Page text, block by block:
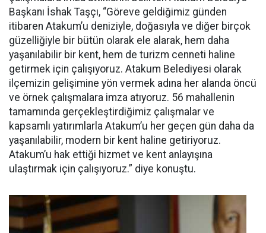
Başkanı İshak Taşçı, “Göreve geldiğimiz günden
itibaren Atakum’u deniziyle, doğasıyla ve diğer birçok
güzelliğiyle bir bütün olarak ele alarak, hem daha
yaşanılabilir bir kent, hem de turizm cenneti haline
getirmek için çalışıyoruz. Atakum Belediyesi olarak
ilçemizin gelişimine yön vermek adına her alanda öncü
ve örnek çalışmalara imza atıyoruz. 56 mahallenin
tamamında gerçekleştirdiğimiz çalışmalar ve
kapsamlı yatırımlarla Atakum’u her geçen gün daha da
yaşanılabilir, modern bir kent haline getiriyoruz.
Atakum’u hak ettiği hizmet ve kent anlayışına
ulaştırmak için çalışıyoruz.” diye konuştu.